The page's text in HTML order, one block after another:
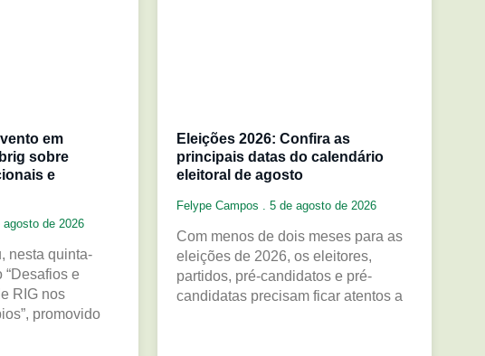
em
sobre
e
agosto de 2026
nesta quinta-
“Desafios e
RIG nos
promovido
Eleições 2026: Confira as
principais datas do calendário
eleitoral de agosto
Felype Campos 5 de agosto de 2026
Com menos de dois meses para as
eleições de 2026, os eleitores,
partidos, pré-candidatos e pré-
candidatas precisam ficar atentos a